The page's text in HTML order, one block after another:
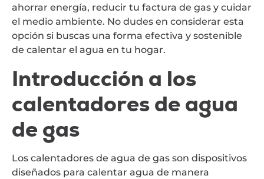
ahorrar energía, reducir tu factura de gas y cuidar
el medio ambiente. No dudes en considerar esta
opción si buscas una forma efectiva y sostenible
de calentar el agua en tu hogar.
Introducción a los
calentadores de agua
de gas
Los calentadores de agua de gas son dispositivos
diseñados para calentar agua de manera